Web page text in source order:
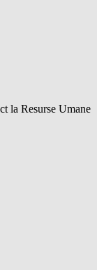
la Resurse Umane